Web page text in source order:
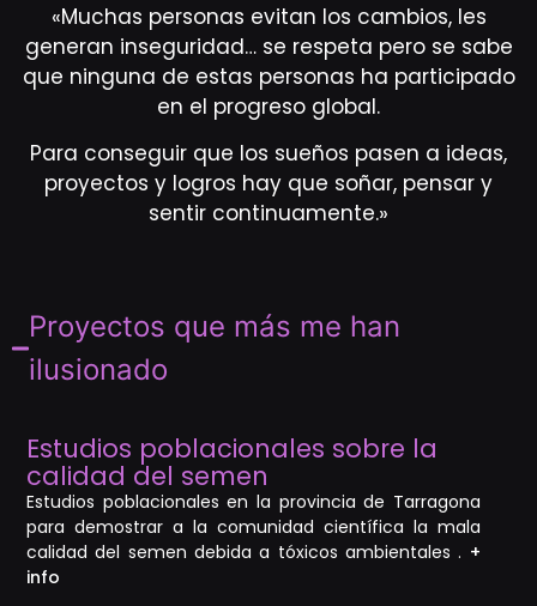
«Muchas personas evitan los cambios, les
generan inseguridad… se respeta pero se sabe
que ninguna de estas personas ha participado
en el progreso global.
Para conseguir que los sueños pasen a ideas,
proyectos y logros hay que soñar, pensar y
sentir continuamente.»
Proyectos que más me han
ilusionado
Estudios poblacionales sobre la
calidad del semen
Estudios poblacionales en la provincia de Tarragona
para demostrar a la comunidad científica la mala
calidad del semen debida a tóxicos ambientales . +
info